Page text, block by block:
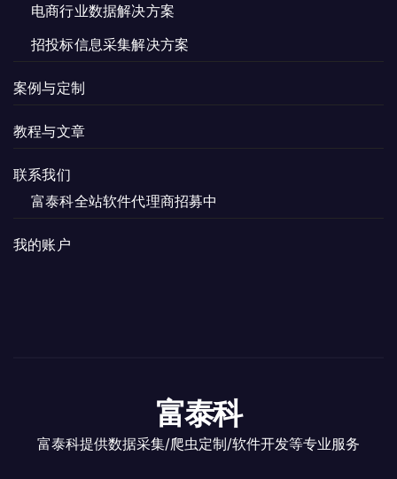
电商行业数据解决方案
招投标信息采集解决方案
案例与定制
教程与文章
联系我们
富泰科全站软件代理商招募中
我的账户
富泰科
富泰科提供数据采集/爬虫定制/软件开发等专业服务